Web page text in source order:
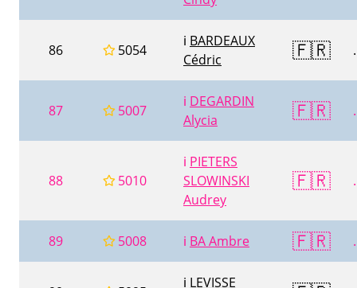
86 5054
ℹ️ BARDEAUX
Cédric
🇫🇷 .
87 5007
ℹ️ DEGARDIN
Alycia
🇫🇷 .
88 5010
ℹ️ PIETERS
SLOWINSKI
Audrey
🇫🇷 .
89 5008 ℹ️ BA Ambre 🇫🇷 .
ℹ️ LEVISSE